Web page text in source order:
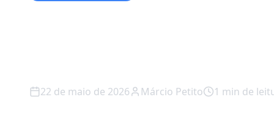
22 de maio de 2026 Márcio Petito 1 min de